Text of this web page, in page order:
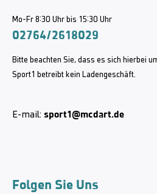
Mo-Fr 8:30 Uhr bis 15:30 Uhr
02764/2618029
Bitte beachten Sie, dass es sich hierbei
Sport1 betreibt kein Ladengeschäft.
E-mail: sport1@mcdart.de
Folgen Sie Uns